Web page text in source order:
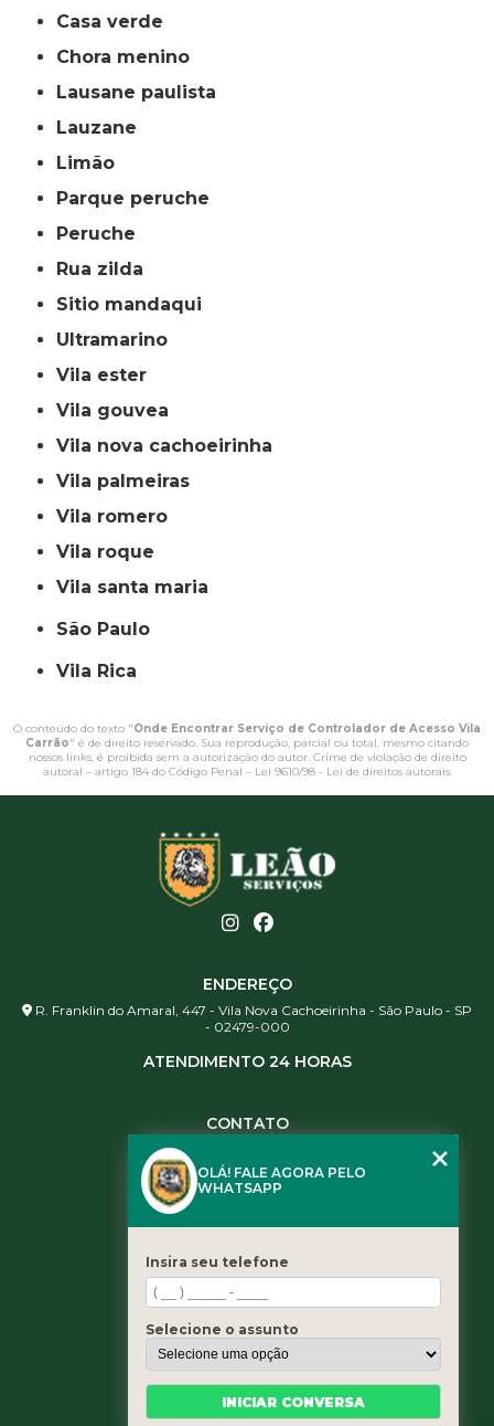
casa verde
chora menino
lausane paulista
lauzane
limão
parque peruche
peruche
rua zilda
sitio mandaqui
ultramarino
vila ester
vila gouvea
vila nova cachoeirinha
vila palmeiras
vila romero
vila roque
vila santa maria
São Paulo
Vila Rica
O conteúdo do texto "Onde Encontrar Serviço de Controlador de Acesso Vila
Carrão" é de direito reservado. Sua reprodução, parcial ou total, mesmo citando
nossos links, é proibida sem a autorização do autor. Crime de violação de direito
autoral – artigo 184 do Código Penal – Lei 9610/98 - Lei de direitos autorais.
ENDEREÇO
R. Franklin do Amaral, 447 - Vila Nova Cachoeirinha - São Paulo - SP
- 02479-000
ATENDIMENTO 24 HORAS
CONTATO
(11) 3461-5871
contato@leaoservicos.com.br
Home
Quem somos
Serviços
Blog
OLÁ! FALE AGORA PELO
WHATSAPP
Insira seu telefone
Selecione o assunto
INICIAR CONVERSA